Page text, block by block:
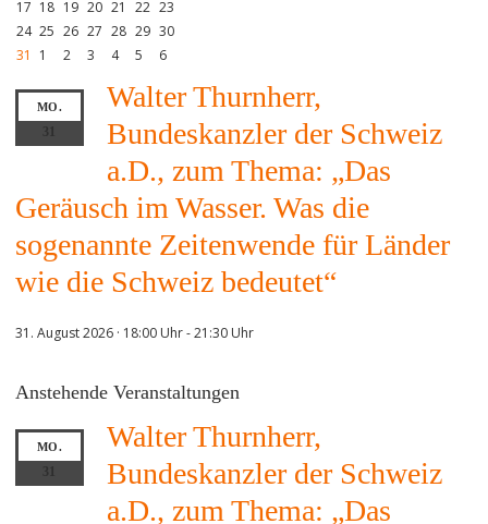
17 18 19 20 21 22 23
24 25 26 27 28 29 30
31
1 2 3 4 5 6
MO.
Walter Thurnherr,
Bundeskanzler der Schweiz
a.D., zum Thema: „Das
Geräusch im Wasser. Was die
sogenannte Zeitenwende für Länder
wie die Schweiz bedeutet“
31. August 2026 · 18:00 Uhr-21:30 Uhr
Anstehende Veranstaltungen
MO.
Walter Thurnherr,
Bundeskanzler der Schweiz
a.D., zum Thema: „Das